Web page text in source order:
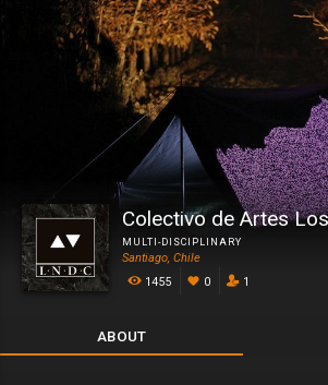
Colectivo de Artes
MULTI-DISCIPLINARY
Santiago, Chile
1455
0 1
ABOUT